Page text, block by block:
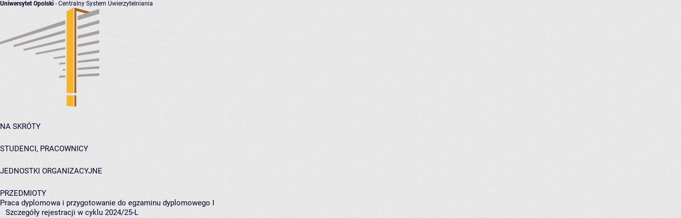
Uniwersytet Opolski - Centralny System Uwierzytelniania
NA SKRÓTY
STUDENCI, PRACOWNICY
JEDNOSTKI ORGANIZACYJNE
PRZEDMIOTY
Praca dyplomowa i przygotowanie do egzaminu dyplomowego I
Szczegóły rejestracji w cyklu 2024/25-L